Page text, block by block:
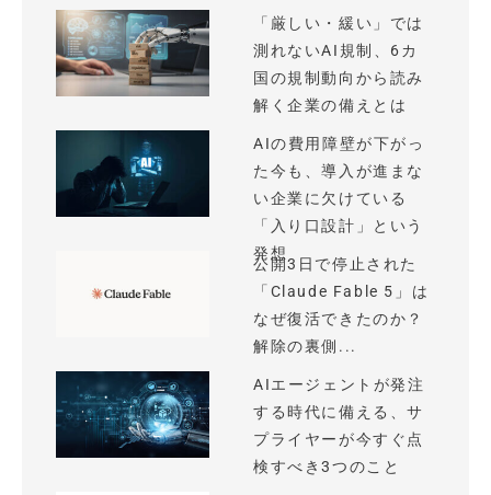
「厳しい・緩い」では
測れないAI規制、6カ
国の規制動向から読み
解く企業の備えとは
AIの費用障壁が下がっ
た今も、導入が進まな
い企業に欠けている
「入り口設計」という
発想
公開3日で停止された
「Claude Fable 5」は
なぜ復活できたのか？
解除の裏側...
AIエージェントが発注
する時代に備える、サ
プライヤーが今すぐ点
検すべき3つのこと